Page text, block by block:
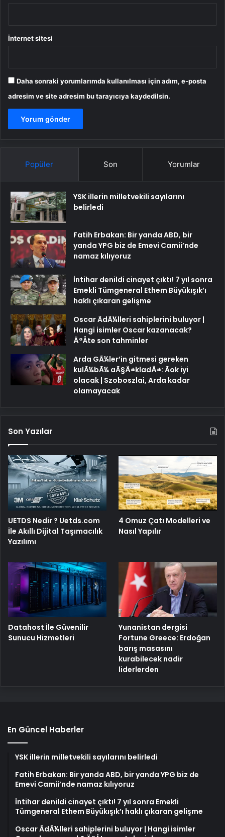
İnternet sitesi
Daha sonraki yorumlarımda kullanılması için adım, e-posta
adresim ve site adresim bu tarayıcıya kaydedilsin.
Popüler Son Yorumlar
YSK illerin milletvekili sayılarını
belirledi
Fatih Erbakan: Bir yanda ABD, bir
yanda YPG biz de Emevi Camii’nde
namaz kılıyoruz
İntihar denildi cinayet çıktı! 7 yıl sonra
Emekli Tümgeneral Ethem Büyükışık’ı
haklı çıkaran gelişme
Oscar ÃdÃ¼lleri sahiplerini buluyor |
Hangi isimler Oscar kazanacak?
Ä°Åte son tahminler
Arda GÃ¼ler’in gitmesi gereken
kulÃ¼bÃ¼ aÃ§Ä±kladÄ±: Ãok iyi
olacak | Szoboszlai, Arda kadar
olamayacak
Son Yazılar
UETDS Nedir ? Uetds.com
İle Akıllı Dijital Taşımacılık
Yazılımı
4 Omuz Çatı Modelleri ve
Nasıl Yapılır
Datahost İle Güvenilir
Sunucu Hizmetleri
Yunanistan dergisi
Fortune Greece: Erdoğan
barış masasını
kurabilecek nadir
liderlerden
En Güncel Haberler
YSK illerin milletvekili sayılarını belirledi
Fatih Erbakan: Bir yanda ABD, bir yanda YPG biz de
Emevi Camii’nde namaz kılıyoruz
İntihar denildi cinayet çıktı! 7 yıl sonra Emekli
Tümgeneral Ethem Büyükışık’ı haklı çıkaran gelişme
Oscar ÃdÃ¼lleri sahiplerini buluyor | Hangi isimler